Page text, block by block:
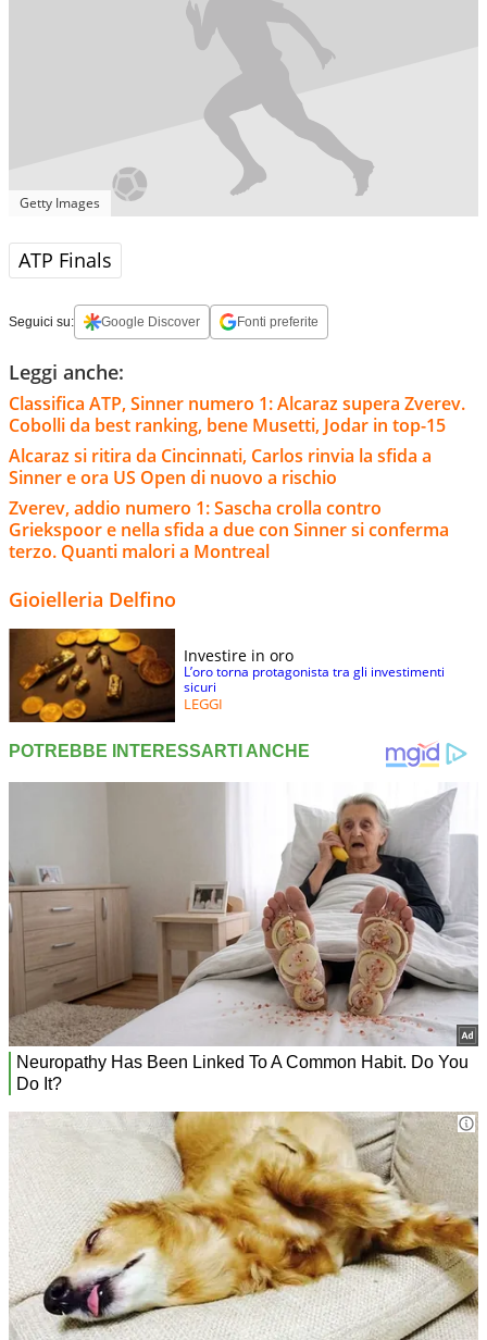
Getty Images
ATP Finals
Seguici su: Google Discover Fonti preferite
Leggi anche:
Classifica ATP, Sinner numero 1: Alcaraz supera Zverev.
Cobolli da best ranking, bene Musetti, Jodar in top-15
Alcaraz si ritira da Cincinnati, Carlos rinvia la sfida a
Sinner e ora US Open di nuovo a rischio
Zverev, addio numero 1: Sascha crolla contro
Griekspoor e nella sfida a due con Sinner si conferma
terzo. Quanti malori a Montreal
Gioielleria Delfino
Investire in oro
L’oro torna protagonista tra gli investimenti
sicuri
LEGGI